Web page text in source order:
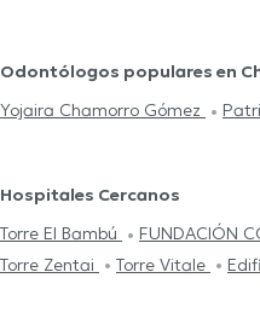
Odontólogos populares en
Yojaira Chamorro Gómez
Hospitales Cercanos
Torre El Bambú
FUNDACIÓN
Torre Zentai
Torre Vitale